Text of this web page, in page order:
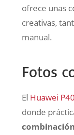
ofrece unas
creativas,
manual.
Fotos
El Huawei P40
donde